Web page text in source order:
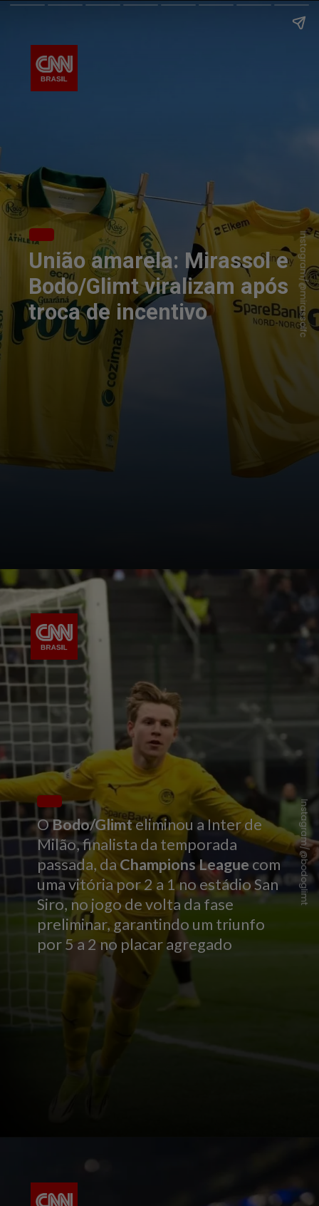
União amarela: Mirassol e
Bodo/Glimt viralizam após
troca de incentivo
Instagram/@mirassolfc
OBodo/Glimteliminou a Inter de
Milão, finalista da temporada
passada, da Champions League com
uma vitória por 2 a 1 no estádio San
Siro, no jogo de volta da fase
preliminar, garantindo um triunfo
por 5 a 2 no placar agregado
Instagram/@bodoglimt